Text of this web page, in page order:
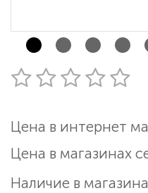
Цена в интернет
Цена в магазинах
Наличие в